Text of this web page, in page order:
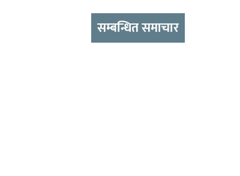
सम्बन्धित समाचार